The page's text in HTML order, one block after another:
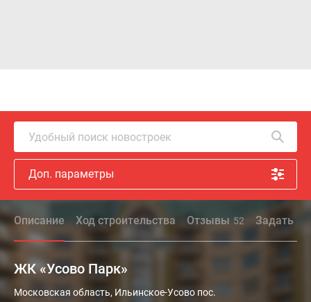
Удобный поиск новостроек
Доп. параметры
Описание Ход строительства Отзывы 52 Задать
ЖК «Усово Парк»
ЖК
Московская область, Ильинское-Усово пос.